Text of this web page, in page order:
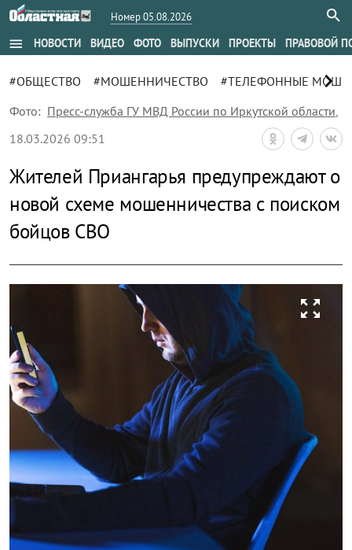
Номер 05.08.2026
menu НОВОСТИ ВИДЕО ФОТО ВЫПУСКИ ПРОЕКТЫ ПРАВОВОЙ
#ОБЩЕСТВО #МОШЕННИЧЕСТВО #ТЕЛЕФОННЫЕ chevron_right
Фото: Пресс-служба ГУ МВД России по Иркутской области,
18.03.2026 09:51
Жителей Приангарья предупреждают о
новой схеме мошенничества с поиском
бойцов СВО
zoom_out_map